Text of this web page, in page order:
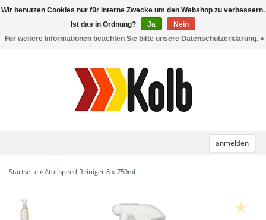
anmelden
Toggle
Startseite » Atollspeed Reiniger 8 x 750ml
Wir benutzen Cookies nur für interne Zwecke um den Webshop zu verbessern.
Ist das in Ordnung?
Ja
Nein
Für weitere Informationen beachten Sie bitte unsere Datenschutzerklärung. »